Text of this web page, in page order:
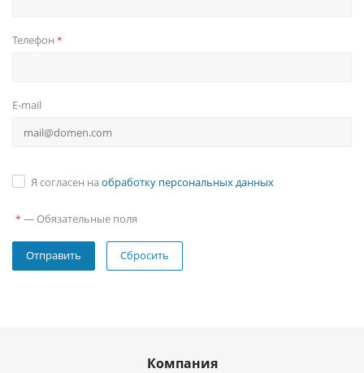
Телефон *
E-mail
Я согласен на обработку персональных данных
* — Обязательные поля
Сбросить
Компания